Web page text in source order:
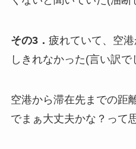
その3． 疲れていて、空
しきれなかった(言い訳で
空港から滞在先までの距
でまぁ大丈夫かな？って